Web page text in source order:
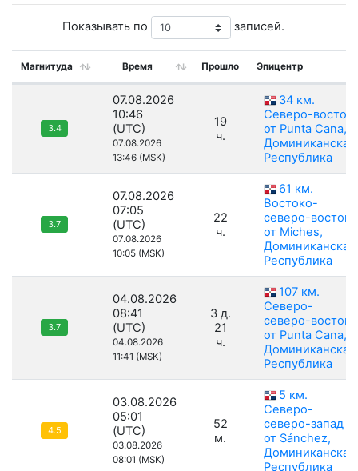
Показывать по записей.
Магнитуда Время Прошло Эпицентр
3.4
07.08.2026
10:46
(UTC)
07.08.2026
13:46 (MSK)
19
ч.
34 км.
Северо-восток
от Punta Cana,
Доминиканская
Республика
3.7
07.08.2026
07:05
(UTC)
07.08.2026
10:05 (MSK)
22
ч.
61 км.
Востоко-
северо-восток
от Miches,
Доминиканская
Республика
3.7
04.08.2026
08:41
(UTC)
04.08.2026
11:41 (MSK)
3 д.
21
ч.
107 км.
Северо-
северо-восток
от Punta Cana,
Доминиканская
Республика
4.5
03.08.2026
05:01
(UTC)
03.08.2026
08:01 (MSK)
52
м.
5 км.
Северо-
северо-запад
от Sánchez,
Доминиканская
Республика